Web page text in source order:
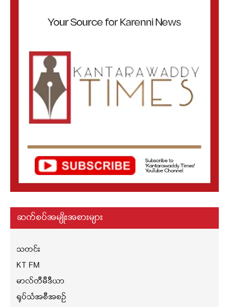
ဆက်စပ်အမျိုးအစားများ
သတင်း
KT FM
မာလ်တီမီဒီယာ
ရုပ်သံအစီအစဉ်